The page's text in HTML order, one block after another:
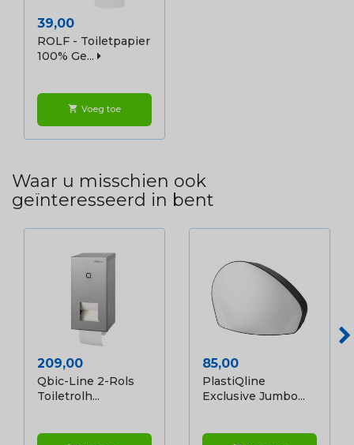
Prijs
39,00
ROLF - Toiletpapier
100% Ge...
shopping_cart Voeg toe
Waar u misschien ook
geïnteresseerd in bent
Prijs
209,00
Qbic-Line 2-Rols
Toiletrolh...
Prijs
85,00
PlastiQline
Exclusive Jumbo...